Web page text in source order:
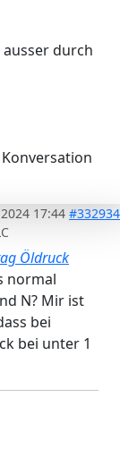
durch
17:44 #332934
Öldruck
normal
N? Mir ist
bei
bei unter 1